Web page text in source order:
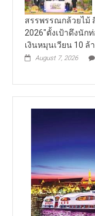
สรรพรรณกล้วยไม้
2026″ตั้งเป้าดึงนัก
เงินหมุนเวียน 10 ล้
August 7, 2026